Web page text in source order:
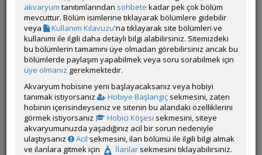
Hesap Durumu:
Aktif
Durumu:
Çevrim Dışı
Üyelik Tarihi:
30 Mayıs 2017 08:17
Son Ziyaret:
23 Temmuz 2026 00:36
Toplam Mesaj:
221 [0.07 Gün Ortalaması]
Paylaşım Sayisı:
4 (Son 6 Ay)
İlan Sayisı:
Üyenin Mesaj ve İlanlarını Gör
Üyenin Açtığı Konuları Gör
Üyenin ÖM Engelini Kaldır
akvaryum tanıtımlarından sohbete kadar pek çok bölüm
mevcuttur. Bölüm isimlerine tıklayarak bölümlere gidebilir
veya
Kullanım Kılavuzu'na tıklayarak site bölümleri ve
kullanımı ile ilgili daha detaylı bilgi alabilirsiniz. Sitemizdeki
bu bölümlerin tamamını üye olmadan görebilirsiniz ancak bu
bölümlerde paylaşım yapabilmek veya soru sorabilmek için
üye olmanız gerekmektedir.
Akvaryum hobisine yeni başlayacaksanız veya hobiyi
tanımak istiyorsanız
Hobiye Başlangıç sekmesini, zaten
hobinin içerisindeyseniz ve sitenin bu alandaki özelliklerini
görmek istiyorsanız
Hobici Köşesi sekmesini, siteye
akvaryumunuzda yaşadığınız acil bir sorun nedeniyle
ulaştıysanız
Acil sekmesini, ilan bölümü ile ilgili bilgi almak
ve ilanlara gitmek için
İlanlar sekmesini tıklayabilirsiniz.